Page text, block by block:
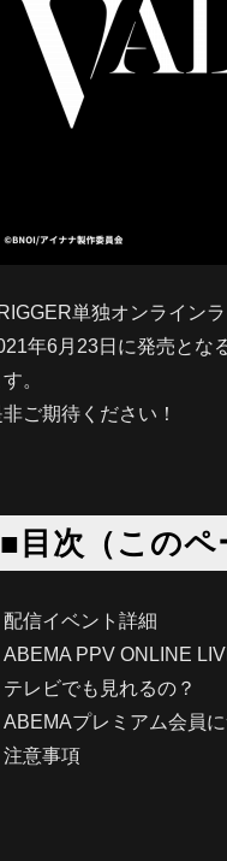
単独オンライン
年6月23日に発売とな
。
非ご期待ください！
■目次（このペ
配信イベント詳細
ABEMA PPV ONLINE
テレビでも見れるの？
ABEMAプレミアム会員
注意事項